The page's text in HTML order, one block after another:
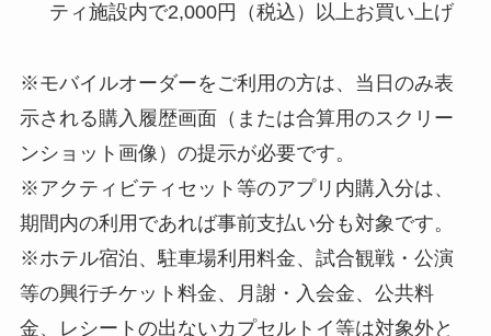
ティ施設内で2,000円（税込）以上お買い上げ
※モバイルオーダーをご利用の方は、当日のみ表
示される購入履歴画面（または合算用のスクリー
ンショット画像）の提示が必要です。
※アクティビティセット等のアプリ内購入分は、
期間内の利用であれば事前支払い分も対象です。
※ホテル宿泊、駐車場利用料金、試合観戦・公演
等の興行チケット料金、月謝・入会金、公共料
金、レシートの出ないカプセルトイ等は対象外と